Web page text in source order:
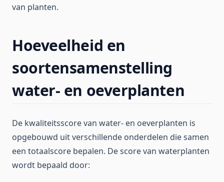
van planten.
Hoeveelheid en
soortensamenstelling
water- en oeverplanten
De kwaliteitsscore van water- en oeverplanten is
opgebouwd uit verschillende onderdelen die samen
een totaalscore bepalen. De score van waterplanten
wordt bepaald door: